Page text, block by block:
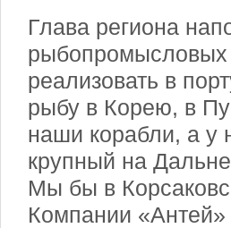
Глава региона
рыбопромысловых
реализовать в
рыбу в Корею, в
наши корабли, а у
крупный на
Мы бы в
Компании